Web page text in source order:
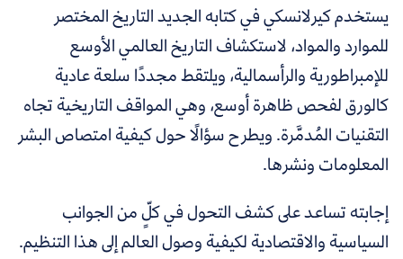
يستخدم كيرلانسكي في كتابه الجديد التاريخ المختصر
للموارد والمواد، لاستكشاف التاريخ العالمي الأوسع
للإمبراطورية والرأسمالية، ويلتقط مجددًا سلعة عادية
كالورق لفحص ظاهرة أوسع، وهي المواقف التاريخية تجاه
التقنيات المُدمَّرة. ويطرح سؤالًا حول كيفية امتصاص البشر
المعلومات ونشرها.
إجابته تساعد على كشف التحول في كلٍّ من الجوانب
السياسية والاقتصادية لكيفية وصول العالم إلى هذا التنظيم.